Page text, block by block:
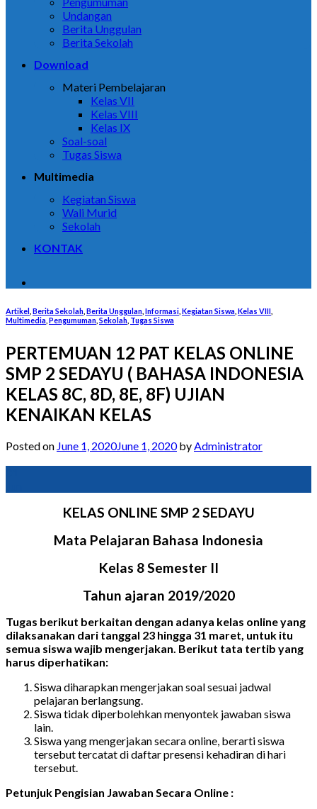
Undangan
Berita Unggulan
Berita Sekolah
Download
Materi Pembelajaran
Kelas VII
Kelas VIII
Kelas IX
Soal-soal
Tugas Siswa
Multimedia
Kegiatan Siswa
Wali Murid
Sekolah
KONTAK
Artikel Berita Sekolah Berita Unggulan Informasi Kegiatan Siswa Kelas VIII
Multimedia Pengumuman Sekolah Tugas Siswa
PERTEMUAN 12 PAT KELAS ONLINE
SMP 2 SEDAYU ( BAHASA INDONESIA
KELAS 8C, 8D, 8E, 8F) UJIAN
KENAIKAN KELAS
Posted on June 1, 2020June 1, 2020byAdministrator
KELAS ONLINE SMP 2 SEDAYU
Mata Pelajaran Bahasa Indonesia
Kelas 8 Semester II
Tahun ajaran 2019/2020
Tugas berikut berkaitan dengan adanya kelas online yang
dilaksanakan dari tanggal 23 hingga 31 maret, untuk itu
semua siswa wajib mengerjakan. Berikut tata tertib yang
harus diperhatikan:
Siswa diharapkan mengerjakan soal sesuai jadwal
pelajaran berlangsung.
Siswa tidak diperbolehkan menyontek jawaban siswa
lain.
Siswa yang mengerjakan secara online, berarti siswa
tersebut tercatat di daftar presensi kehadiran di hari
tersebut.
Petunjuk Pengisian Jawaban Secara Online :